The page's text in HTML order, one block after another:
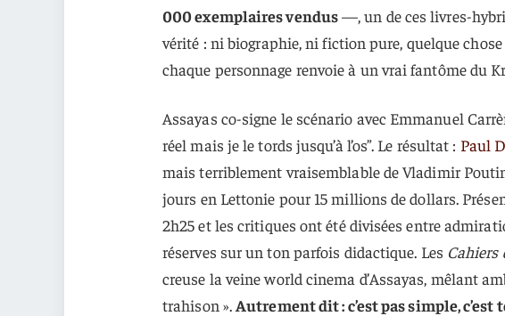
000 exemplaires vendus—, un de ces livres-
vérité : ni biographie, ni fiction pure, quelque
chaque personnage renvoie à un vrai fantôme du
Assayas co-signe le scénario avec Emmanuel
réel mais je le tords jusqu’à l’os”. Le résultat : Paul
mais terriblement vraisemblable de Vladimir
jours en Lettonie pour 15 millions de dollars.
2h25 et les critiques ont été divisées entre
réserves sur un ton parfois didactique. Les Cahiers
creuse la veine world cinema d’Assayas, mêlant
trahison ».Autrement dit : c’est pas simple, c’est